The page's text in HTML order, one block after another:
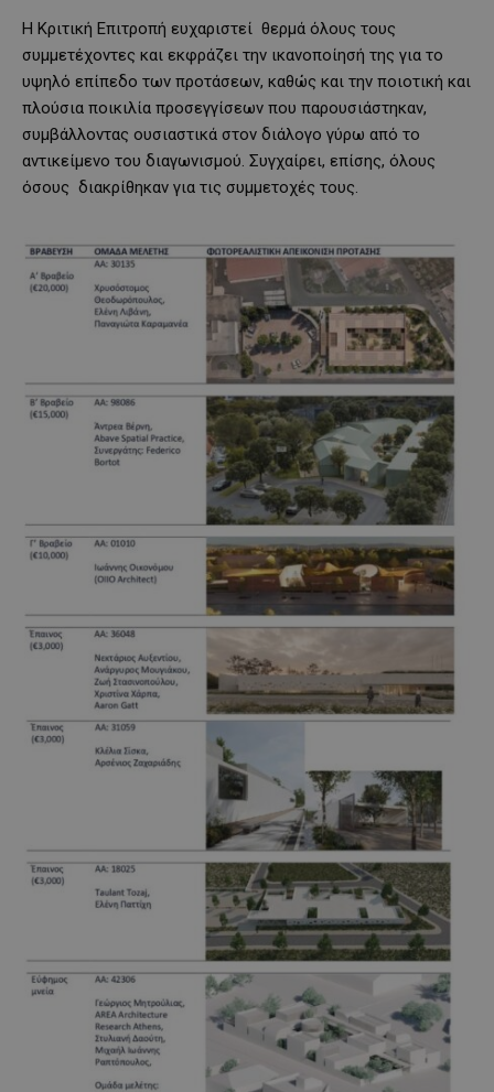
Η Κριτική Επιτροπή ευχαριστεί θερμά όλους τους
συμμετέχοντες και εκφράζει την ικανοποίησή της για το
υψηλό επίπεδο των προτάσεων, καθώς και την ποιοτική και
πλούσια ποικιλία προσεγγίσεων που παρουσιάστηκαν,
συμβάλλοντας ουσιαστικά στον διάλογο γύρω από το
αντικείμενο του διαγωνισμού. Συγχαίρει, επίσης, όλους
όσους διακρίθηκαν για τις συμμετοχές τους.